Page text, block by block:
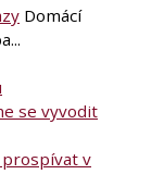
Domácí
se vyvodit
prospívat v